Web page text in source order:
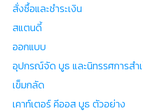
สั่งซื้อและชำระเงิน
สแตนดี้
ออกแบบ
อุปกรณ์จัด บูธ และนิทรรศการสำ
เข็มกลัด
เคาท์เตอร์ คีออส บูธ ตัวอย่าง